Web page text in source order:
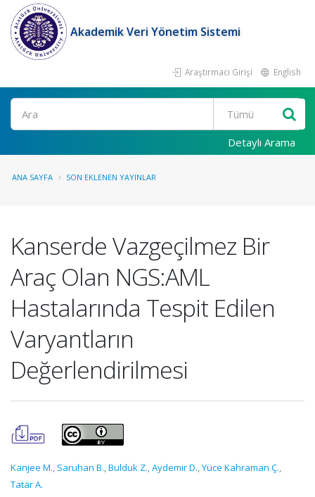
Akademik Veri Yönetim Sistemi
Araştırmacı Girişi English
Ara
Detaylı Arama
ANA SAYFA SON EKLENEN YAYINLAR
Kanserde Vazgeçilmez Bir
Araç Olan NGS:AML
Hastalarında Tespit Edilen
Varyantların
Değerlendirilmesi
Kanjee M., Saruhan B.,Bulduk Z.,Aydemir D.,Yüce Kahraman Ç.,
Tatar A.